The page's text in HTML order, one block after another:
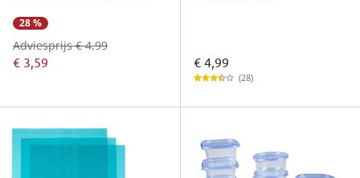
28 %
€ 3,59
Adviesprijs € 4,99
€ 4,99
(28)